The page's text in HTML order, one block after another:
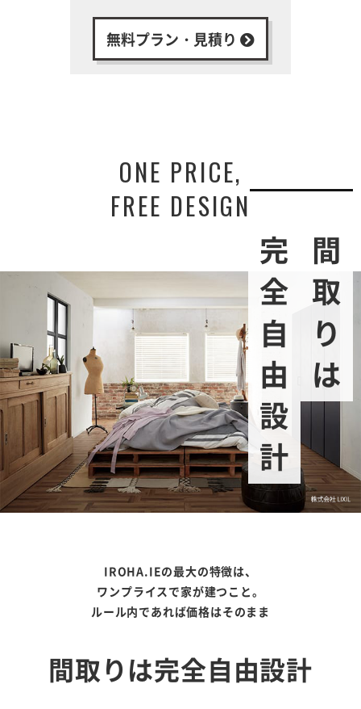
無料プラン・見積り
ONE PRICE,
FREE DESIGN
間取りは
完全自由設計
IROHA.IEの最大の特徴は、
ワンプライスで家が建つこと。
ルール内であれば価格はそのまま
間取りは完全自由設計